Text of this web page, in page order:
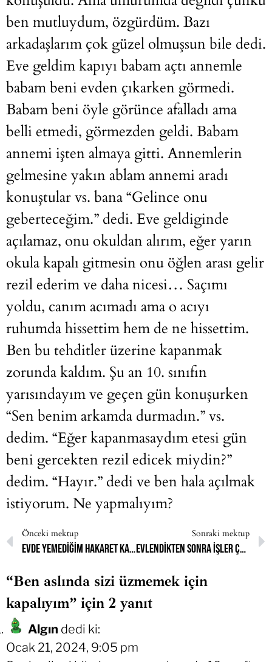
ben mutluydum, özgürdüm. Bazı
arkadaşlarım çok güzel olmuşsun bile dedi.
Eve geldim kapıyı babam açtı annemle
babam beni evden çıkarken görmedi.
Babam beni öyle görünce afalladı ama
belli etmedi, görmezden geldi. Babam
annemi işten almaya gitti. Annemlerin
gelmesine yakın ablam annemi aradı
konuştular vs. bana “Gelince onu
geberteceğim.” dedi. Eve geldiginde
açılamaz, onu okuldan alırım, eğer yarın
okula kapalı gitmesin onu öğlen arası gelir
rezil ederim ve daha nicesi… Saçımı
yoldu, canım acımadı ama o acıyı
ruhumda hissettim hem de ne hissettim.
Ben bu tehditler üzerine kapanmak
zorunda kaldım. Şu an 10. sınıfın
yarısındayım ve geçen gün konuşurken
“Sen benim arkamda durmadın.” vs.
dedim. “Eğer kapanmasaydım etesi gün
beni gercekten rezil edicek miydin?”
dedim. “Hayır.” dedi ve ben hala açılmak
istiyorum. Ne yapmalıyım?
Önceki mektup
Evde yemediğim hakaret kalmamış gibi dışarda yargılanmak istemiyorum
Sonraki mektup
Evlendikten sonra işler çok değişiyor
“Ben aslında sizi üzmemek için
kapalıyım” için 2 yanıt
Algın dedi ki:
Ocak 21, 2024, 9:05 pm